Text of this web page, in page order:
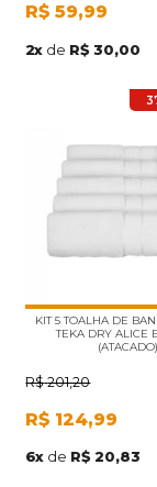
R$ 59,99
2x de R$ 30,00
KIT 5 TOALHA DE
TEKA DRY ALICE
(ATACADO)
R$ 201,20
R$ 124,99
6x de R$ 20,83